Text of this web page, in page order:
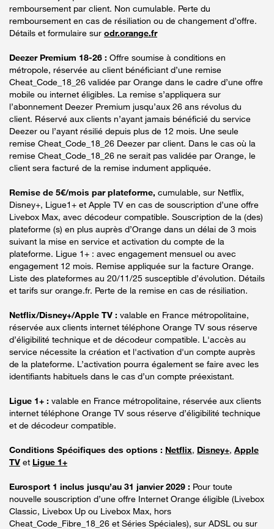
remboursement par client. Non cumulable. Perte du
remboursement en cas de résiliation ou de changement d’offre.
Détails et formulaire sur odr.orange.fr
Deezer Premium 18-26 : Offre soumise à conditions en
métropole, réservée au client bénéficiant d’une remise
Cheat_Code_18_26 validée par Orange dans le cadre d’une offre
mobile ou internet éligibles. La remise s’appliquera sur
l’abonnement Deezer Premium jusqu’aux 26 ans révolus du
client. Réservé aux clients n’ayant jamais bénéficié du service
Deezer ou l’ayant résilié depuis plus de 12 mois. Une seule
remise Cheat_Code_18_26 Deezer par client. Dans le cas où la
remise Cheat_Code_18_26 ne serait pas validée par Orange, le
client sera facturé de la remise indument appliquée.
Remise de 5€/mois par plateforme, cumulable, sur Netflix,
Disney+, Ligue1+ et Apple TV en cas de souscription d’une offre
Livebox Max, avec décodeur compatible. Souscription de la (des)
plateforme (s) en plus auprès d’Orange dans un délai de 3 mois
suivant la mise en service et activation du compte de la
plateforme. Ligue 1+ : avec engagement mensuel ou avec
engagement 12 mois. Remise appliquée sur la facture Orange.
Liste des plateformes au 20/11/25 susceptible d’évolution. Détails
et tarifs sur orange.fr. Perte de la remise en cas de résiliation.
Netflix/Disney+/Apple TV : valable en France métropolitaine,
réservée aux clients internet téléphone Orange TV sous réserve
d’éligibilité technique et de décodeur compatible. L'accès au
service nécessite la création et l'activation d'un compte auprès
de la plateforme. L’activation pourra également se faire avec les
identifiants habituels dans le cas d’un compte préexistant.
Ligue 1+ : valable en France métropolitaine, réservée aux clients
internet téléphone Orange TV sous réserve d’éligibilité technique
et de décodeur compatible.
Conditions Spécifiques des options : Netflix, Disney+, Apple
TV et Ligue 1+
Eurosport 1 inclus jusqu’au 31 janvier 2029 : Pour toute
nouvelle souscription d’une offre Internet Orange éligible (Livebox
Classic, Livebox Up ou Livebox Max, hors
Cheat_Code_Fibre_18_26 et Séries Spéciales), sur ADSL ou sur